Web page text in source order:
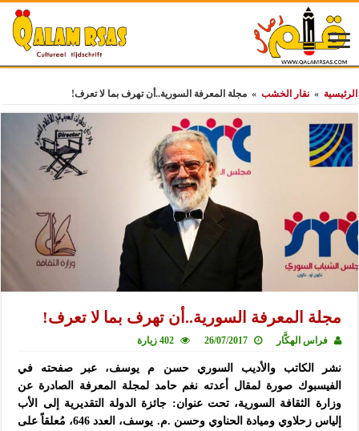
الرئيسية » نقار الخشب » مجلة المعرفة السورية..أن تهرف بما لا تعرف!
مجلة المعرفة السورية..أن تهرف بما لا تعرف!
فراس الهكَّار 26/07/2017 402 زيارة
نشر الكاتب والأديب السوري حسن م يوسف، عبر صفحته في
الفيسبوك صورة لمقال أعدته نغم حامد لمجلة المعرفة الصادرة عن
وزارة الثقافة السورية، تحت عنوان: جائزة الدولة التقديرية إلى الأب
إلياس زحلاوي وميادة الحناوي وحسن .م. يوسف، العدد 646، مُعلقاً على